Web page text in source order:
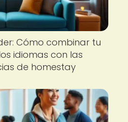
Cómo combinar tu
idiomas con las
de homestay